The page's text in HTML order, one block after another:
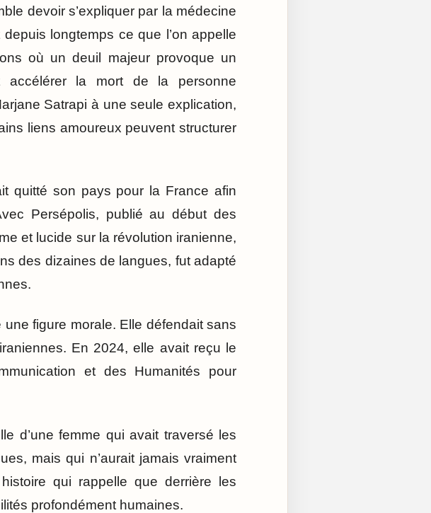
devoir s’expliquer par la médecine
longtemps ce que l’on appelle
où un deuil majeur provoque un
accélérer la mort de la personne
Satrapi à une seule explication,
liens amoureux peuvent structurer
quitté son pays pour la France afin
Persépolis, publié au début des
et lucide sur la révolution iranienne,
des dizaines de langues, fut adapté
figure morale. Elle défendait sans
En 2024, elle avait reçu le
et des Humanités pour
d’une femme qui avait traversé les
mais qui n’aurait jamais vraiment
qui rappelle que derrière les
profondément humaines.